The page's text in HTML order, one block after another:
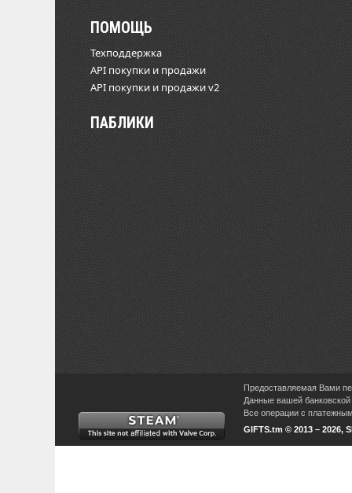
ПОМОЩЬ
Техподдержка
API покупки и продажи
API покупки и продажи v2
ПАБЛИКИ
Предоставляемая Вами
Данные вашей
Все операции с
GIFTS.tm © 2013 – 2026,